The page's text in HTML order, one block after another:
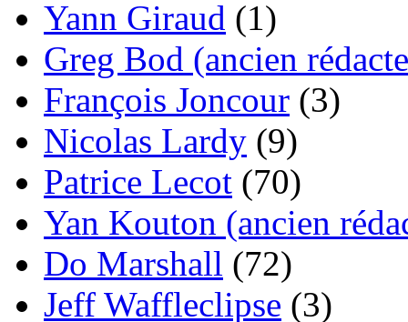
Yann Giraud (1)
Greg Bod (ancien
François Joncour (3)
Nicolas Lardy (9)
Patrice Lecot (70)
Yan Kouton (ancien
Do Marshall (72)
Jeff Waffleclipse (3)